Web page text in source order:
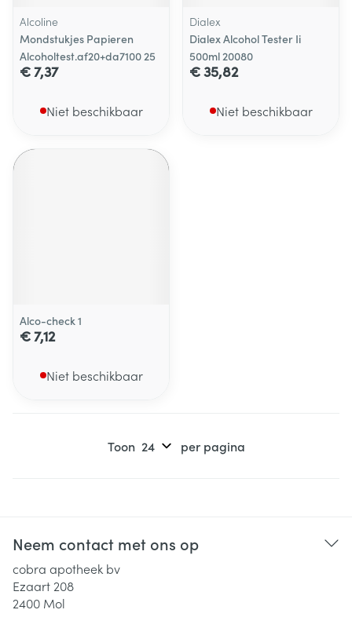
Alcoline
Mondstukjes Papieren
Alcoholtest.af20+da7100 25
€ 7,37
Niet beschikbaar
Dialex
Dialex Alcohol Tester Ii
500ml 20080
€ 35,82
Niet beschikbaar
Alco-check 1
€ 7,12
Niet beschikbaar
Toon per pagina
Neem contact met ons op
cobra apotheek bv
Ezaart 208
2400 Mol